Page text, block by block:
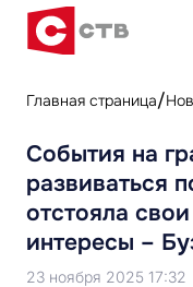
Главная страница
События на
развиваться
отстояла
интересы –
23 ноября 2025 17:32